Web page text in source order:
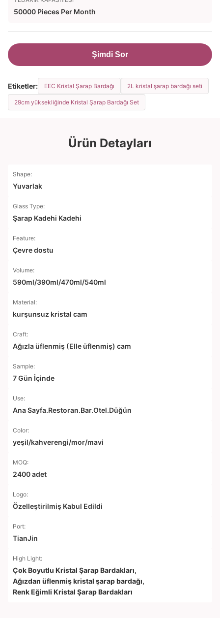
50000 Pieces Per Month
Şimdi Sor
Etiketler: EEC Kristal Şarap Bardağı 2L kristal şarap bardağı seti
29cm yüksekliğinde Kristal Şarap Bardağı Set
Ürün Detayları
Shape:
Yuvarlak
Glass Type:
Şarap Kadehi Kadehi
Feature:
Çevre dostu
Volume:
590ml/390ml/470ml/540ml
Material:
kurşunsuz kristal cam
Craft:
Ağızla üflenmiş (Elle üflenmiş) cam
Sample:
7 Gün İçinde
Use:
Ana Sayfa.Restoran.Bar.Otel.Düğün
Color:
yeşil/kahverengi/mor/mavi
MOQ:
2400 adet
Logo:
Özelleştirilmiş Kabul Edildi
Port:
TianJin
High Light:
Çok Boyutlu Kristal Şarap Bardakları,
Ağızdan üflenmiş kristal şarap bardağı,
Renk Eğimli Kristal Şarap Bardakları